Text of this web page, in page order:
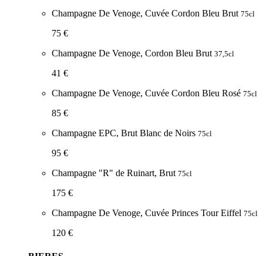
Champagne De Venoge, Cuvée Cordon Bleu Brut 75cl
75 €
Champagne De Venoge, Cordon Bleu Brut 37,5cl
41 €
Champagne De Venoge, Cuvée Cordon Bleu Rosé 75cl
85 €
Champagne EPC, Brut Blanc de Noirs 75cl
95 €
Champagne "R" de Ruinart, Brut 75cl
175 €
Champagne De Venoge, Cuvée Princes Tour Eiffel 75cl
120 €